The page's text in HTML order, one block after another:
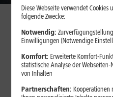
Diese Webseite verwendet
folgende Zwecke:
Notwendig:
Einwilligungen (Notwendige
Komfort: Erweiterte Komfort-
statistische Analyse der
von Inhalten
Partnerschaften: Kooperationen